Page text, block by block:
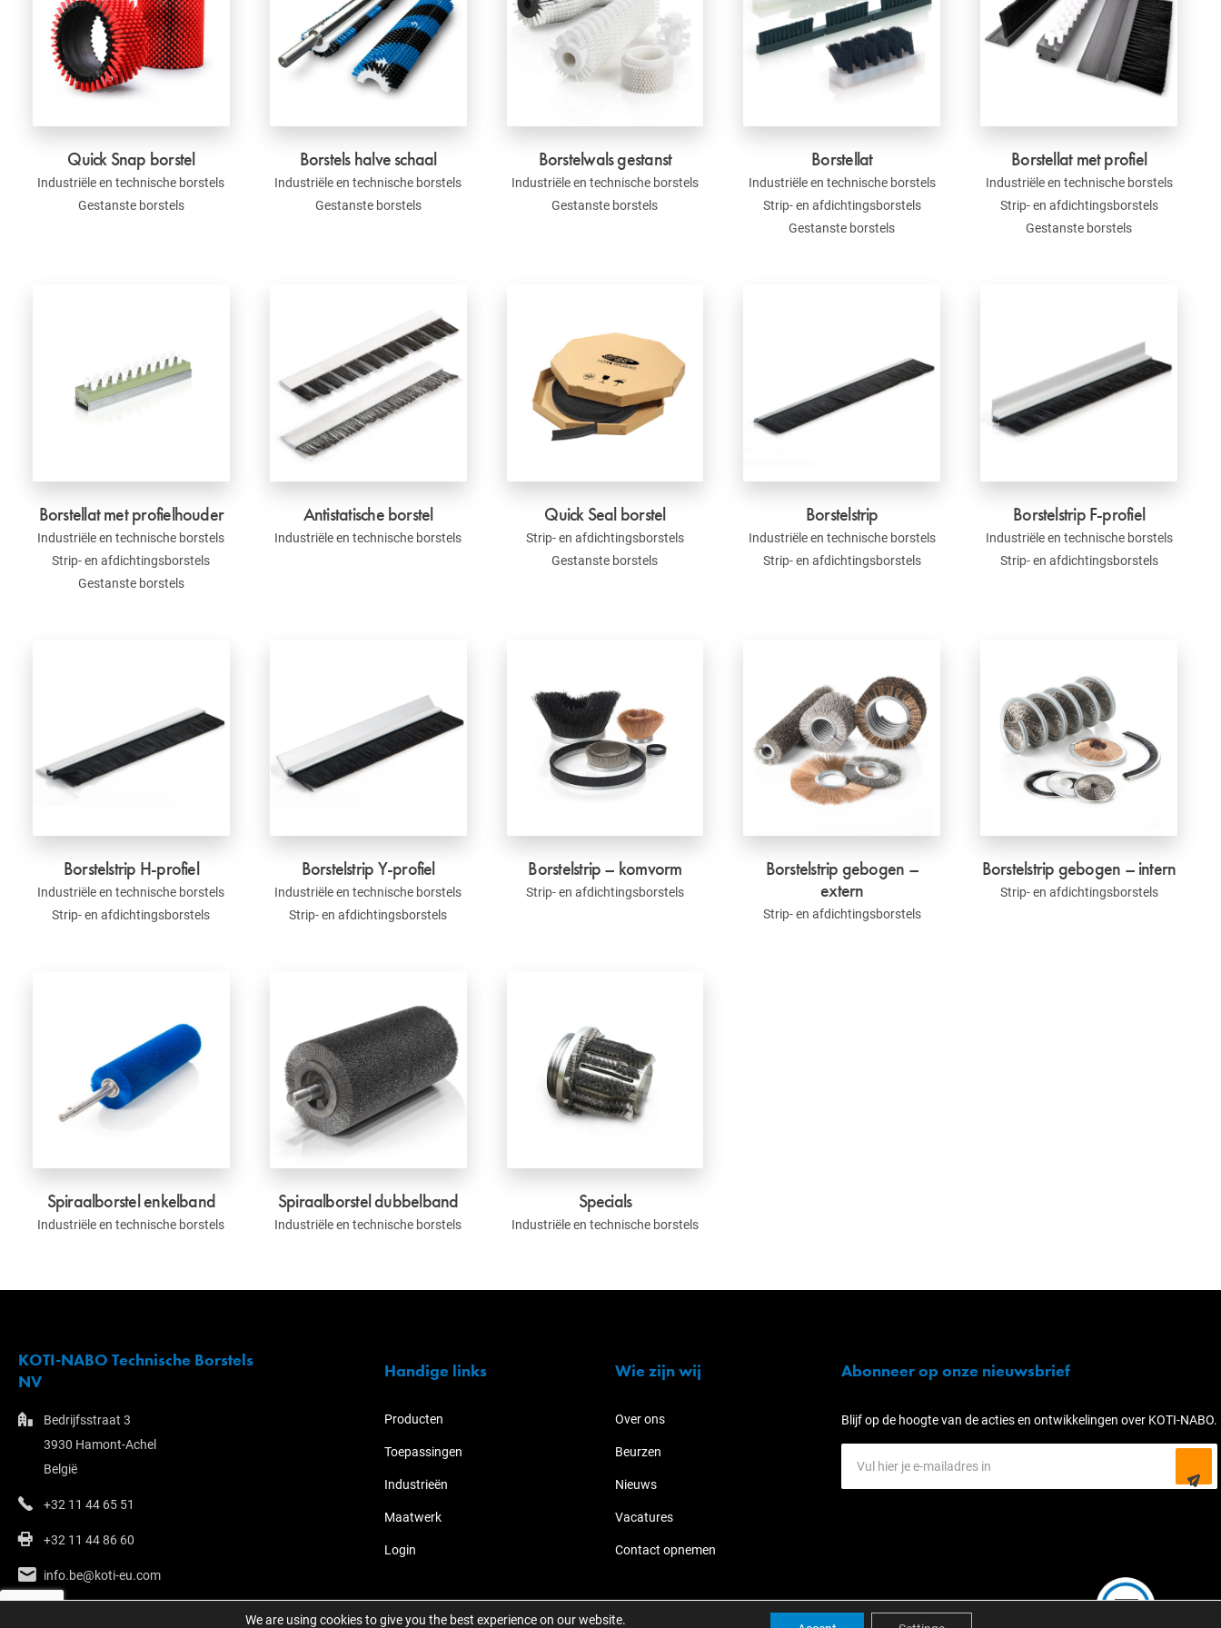
Quick Snap borstel
Industriële en technische borstels
Gestanste borstels
Borstels halve schaal
Industriële en technische borstels
Gestanste borstels
Borstelwals gestanst
Industriële en technische borstels
Gestanste borstels
Borstellat
Industriële en technische borstels
Strip- en afdichtingsborstels
Gestanste borstels
Borstellat met profiel
Industriële en technische borstels
Strip- en afdichtingsborstels
Gestanste borstels
Borstellat met profielhouder
Industriële en technische borstels
Strip- en afdichtingsborstels
Gestanste borstels
Antistatische borstel
Industriële en technische borstels
Quick Seal borstel
Strip- en afdichtingsborstels
Gestanste borstels
Borstelstrip
Industriële en technische borstels
Strip- en afdichtingsborstels
Borstelstrip F-profiel
Industriële en technische borstels
Strip- en afdichtingsborstels
Borstelstrip H-profiel
Industriële en technische borstels
Strip- en afdichtingsborstels
Borstelstrip Y-profiel
Industriële en technische borstels
Strip- en afdichtingsborstels
Borstelstrip – komvorm
Strip- en afdichtingsborstels
Borstelstrip gebogen –
extern
Strip- en afdichtingsborstels
Borstelstrip gebogen – intern
Strip- en afdichtingsborstels
Spiraalborstel enkelband
Industriële en technische borstels
Spiraalborstel dubbelband
Industriële en technische borstels
Specials
Industriële en technische borstels
KOTI-NABO Technische Borstels
NV
Bedrijfsstraat 3
3930 Hamont-Achel
België
+32 11 44 65 51
+32 11 44 86 60
info.be@koti-eu.com
Handige links
Producten
Toepassingen
Industrieën
Maatwerk
Login
Wie zijn wij
Over ons
Beurzen
Nieuws
Vacatures
Contact opnemen
Abonneer op onze nieuwsbrief
Blijf op de hoogte van de acties en ontwikkelingen over KOTI-NABO.
We are using cookies to give you the best experience on our website.